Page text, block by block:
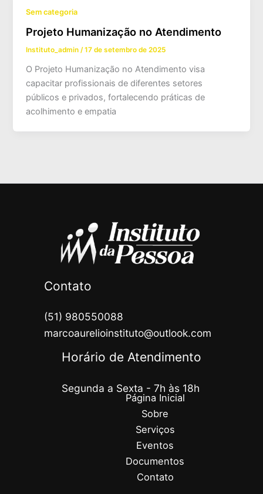
Sem categoria
Projeto Humanização no Atendimento
Instituto_admin/17 de setembro de 2025
O Projeto Humanização no Atendimento visa
capacitar profissionais de diferentes setores
públicos e privados, fortalecendo práticas de
acolhimento e empatia
Contato
(51) 980550088
marcoaurelioinstituto@outlook.com
Horário de Atendimento
Segunda a Sexta - 7h às 18h
Página Inicial
Sobre
Serviços
Eventos
Documentos
Contato